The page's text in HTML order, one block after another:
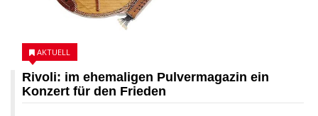
Rivoli: im ehemaligen Pulvermagazin ein
Konzert für den Frieden
AKTUELL